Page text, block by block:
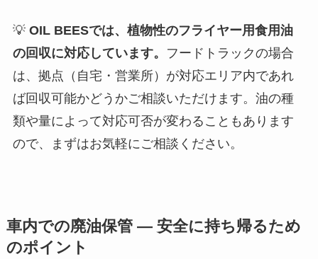
💡 OIL BEESでは、植物性のフライヤー用食用油
の回収に対応しています。
フードトラックの場合
は、拠点（自宅・営業所）が対応エリア内であれ
ば回収可能かどうかご相談いただけます。油の種
類や量によって対応可否が変わることもあります
ので、まずはお気軽にご相談ください。
車内での廃油保管 — 安全に持ち帰るため
のポイント